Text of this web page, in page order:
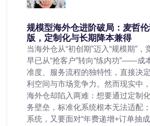
规模型海外仓进阶破局：麦哲
版，定制化与长期降本兼得
当海外仓从“初创期”迈入“规模期”，
早已从“抢客户”转向“练内功”——成
准度、服务流程的独特性，直接决
利空间与市场竞争力。然而现实中
海外仓却陷入两难：想要通过定制
务壁垒，标准化系统根本无法适配
系统，又要面对“年费递增+订单抽